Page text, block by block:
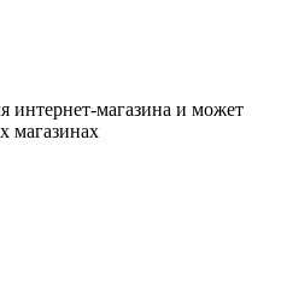
интернет-магазина и может
магазинах